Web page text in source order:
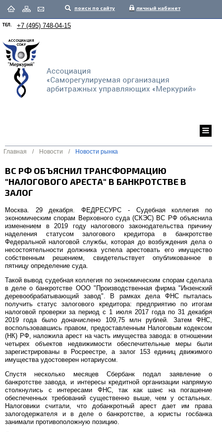
поиск по сайту личный кабинет
ТЕЛ. +7 (495) 748-04-15
Главная / Новости / Новости рынка
ВС РФ ОБЪЯСНИЛ ТРАНСФОРМАЦИЮ
"НАЛОГОВОГО АРЕСТА" В БАНКРОТСТВЕ В
ЗАЛОГ
Москва. 29 декабря. ФЕДРЕСУРС - Судебная коллегия по
экономическим спорам Верховного суда (СКЭС) ВС РФ объяснила
изменением в 2019 году налогового законодательства причину
наделения статусом залогового кредитора в банкротстве
Федеральной налоговой службы, которая до возбуждения дела о
несостоятельности должника успела арестовать его имущество
собственным решением, свидетельствует опубликованное в
пятницу определение суда.
Такой вывод судебная коллегия по экономическим спорам сделала
в деле о банкротстве ООО "Производственная фирма "Инзенский
деревообрабатывающий завод". В рамках дела ФНС пыталась
получить статус залогового кредитора: предприятию по итогам
налоговой проверки за период с 1 июля 2017 года по 31 декабря
2019 года было доначислено 109,75 млн рублей. Затем ФНС,
воспользовавшись правом, предоставленным Налоговым кодексом
(НК) РФ, наложила арест на часть имущества завода: в отношении
четырех объектов недвижимости обеспечительные меры были
зарегистрированы в Росреестре, а залог 153 единиц движимого
имущества удостоверен нотариусом.
Спустя несколько месяцев Сбербанк подал заявление о
банкротстве завода, и интересы кредитной организации напрямую
столкнулись с интересами ФНС, так как шанс на погашение
обеспеченных требований существенно выше, чем у остальных.
Налоговики считали, что добанкротный арест дает им права
залогодержателя и в деле о банкротстве, а юристы госбанка
занимали противоположную позицию.